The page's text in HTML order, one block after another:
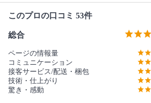
このプロの口コミ 53件
総合
ページの情報量
コミュニケーション
接客サービス/配送・梱包
技術・仕上がり
驚き・感動